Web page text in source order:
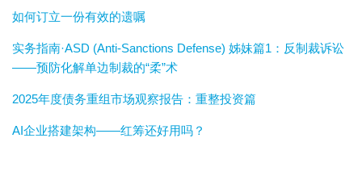
如何订立一份有效的遗嘱
实务指南·ASD (Anti-Sanctions Defense) 姊妹篇1：反制裁诉讼
——预防化解单边制裁的“柔”术
2025年度债务重组市场观察报告：重整投资篇
AI企业搭建架构——红筹还好用吗？